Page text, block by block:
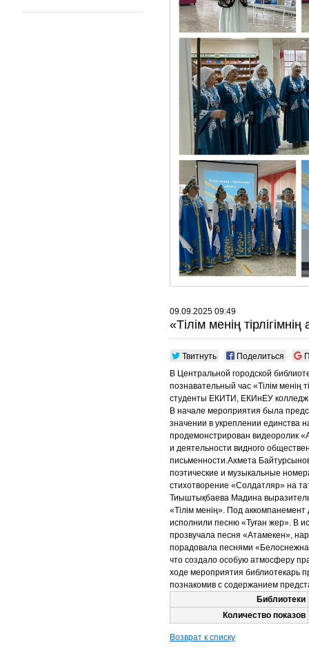
09.09.2025 09:49
«Тілім менің
Твитнуть Поделиться
В Центральной городской
познавательный час «Тілім менің
студенты ЕКИТИ, ЕКИнЕУ
В начале мероприятия была
значении в укреплении единства
продемонстрирован видеоролик
и деятельности видного
письменности.Ахмета
поэтические и музыкальные
стихотворение «Солдатляр» на
Тиыштықбаева Мадина
«Тілім менің». Под
исполнили песню «Туған жер». В
прозвучала песня «Атамекен»,
порадовала песнями
что создало особую атмосферу
ходе мероприятия библиотекарь
познакомив с содержанием
Библиотеки
Количество показов
Возврат к списку